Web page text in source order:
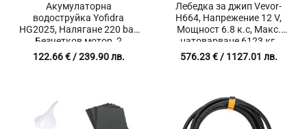
Акумулаторна
водоструйка Yofidra
HG2025, Налягане 220 bar,
Безчетков мотор, 2
батерии, Мощност 3500 W
122.66€/ 239.90 лв.
Лебедка за джип Vevor-
H664, Напрежение 12 V,
Мощност 6.8 к.с, Макс.
натоварване 6123 кг,
Автоматична спирачка,
Дистанционно
кутия, Дължина на въже
24 м, Предавателно
отношение 265:1
576.23€/ 1127.01 лв.